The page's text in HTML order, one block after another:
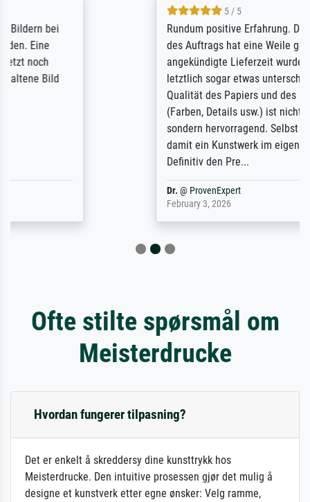
Rundum positive Erfahrung. Die Ausführung
des Auftrags hat eine Weile gedauert, die
angekündigte Lieferzeit wurde aber
letztlich sogar etwas unterschritten. Die
Qualität des Papiers und des Drucks
(Farben, Details usw.) ist nicht nur gut,
sondern hervorragend. Selbst ein Druck ist
damit ein Kunstwerk im eigenen Sinne.
Ofte stilte spørsmål om
Meisterdrucke
Hvordan fungerer tilpasning?
Det er enkelt å skreddersy dine kunsttrykk hos
Meisterdrucke. Den intuitive prosessen gjør det mulig å
designe et kunstverk etter egne ønsker: Velg ramme,